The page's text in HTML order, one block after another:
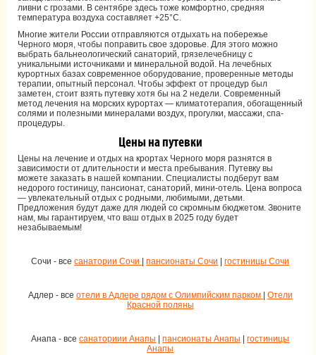
ливни с грозами. В сентябре здесь тоже комфортно, средняя
температура воздуха составляет +25°С.
Многие жители России отправляются отдыхать на побережье
Черного моря, чтобы поправить свое здоровье. Для этого можно
выбрать бальнеологический санаторий, грязелечебницу с
уникальными источниками и минеральной водой. На лечебных
курортных базах современное оборудование, проверенные методы
терапии, опытный персонал. Чтобы эффект от процедур был
заметен, стоит взять путевку хотя бы на 2 недели. Современный
метод лечения на морских курортах — климатотерапия, обогащенный
солями и полезными минералами воздух, прогулки, массажи, спа-
процедуры.
Цены на путевки
Цены на лечение и отдых на крортах Черного моря разнятся в
зависимости от длительности и места пребывания. Путевку вы
можете заказать в нашей компании. Специалисты подберут вам
недорого гостиницу, пансионат, санаторий, мини-отель. Цена вопроса
— увлекательный отдых с родными, любимыми, детьми.
Предложения будут даже для людей со скромным бюджетом. Звоните
нам, мы гарантируем, что ваш отдых в 2025 году будет
незабываемым!
Сочи - всесанатории Сочи |пансионаты Сочи |гостиницы Сочи
Адлер - все отели в Адлере рядом с Олимпийским парком
Отели
Красной поляны
Анапа - всесанаториии Анапы |пансионаты Анапы |гостиницы
Анапы